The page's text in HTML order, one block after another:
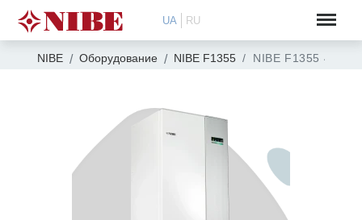
UA RU
NIBE Оборудование NIBE F1355 NIBE F1355 43 кВт